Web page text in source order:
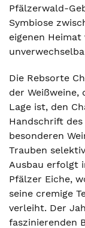
Pfälzerwald-
Symbiose
eigenen
Die Rebsorte
der Weißweine,
Lage ist, den
Handschrift
besonderen
Trauben
Ausbau erfolgt
Pfälzer Eiche,
seine cremige
verleiht. Der
faszinierenden